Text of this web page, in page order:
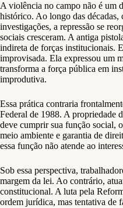
A violência no campo não é um
histórico. Ao longo das décadas,
investigações, a repressão se
sociais cresceram. A antiga
indireta de forças institucionais.
improvisada. Ela expressou um
transforma a força pública em
improdutiva.
Essa prática contraria
Federal de 1988. A propriedade
deve cumprir sua função social,
meio ambiente e garantia de
essa função não atende ao
Sob essa perspectiva,
margem da lei. Ao contrário,
constitucional. A luta pela
ordem jurídica, mas tentativa de